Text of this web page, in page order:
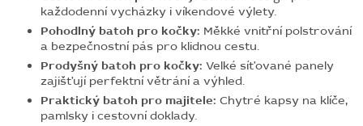
každodenní vycházky i víkendové výlety.
Pohodlný batoh pro kočky: Měkké vnitřní polstrování
a bezpečnostní pás pro klidnou cestu.
Prodyšný batoh pro kočky: Velké síťované panely
zajišťují perfektní větrání a výhled.
Praktický batoh pro majitele: Chytré kapsy na klíče,
pamlsky i cestovní doklady.